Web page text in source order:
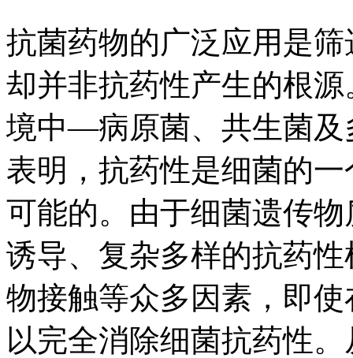
抗菌药物的广泛应用是
却并非抗药性产生的根
境中—病原菌、共生菌及
表明，抗药性是细菌的
可能的。由于细菌遗传
诱导、复杂多样的抗药
物接触等众多因素，即
以完全消除细菌抗药性